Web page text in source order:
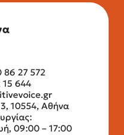
86 27 572
15 644
10554, Αθήνα
09:00 – 17:00